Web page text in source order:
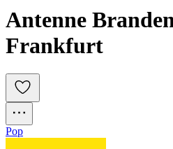
Antenne
Frankfurt
Pop